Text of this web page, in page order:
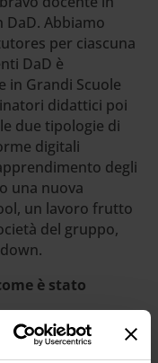
Abbiamo
per ciascuna
DaD è
in Grandi Scuole
didattici poi
due tipologie di
digitali
degli
una nuova
un lavoro frutto
del gruppo,
è stato
protocollo: le
Ora è arrivato il